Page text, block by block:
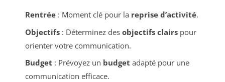
Rentrée: Moment clé pour la reprise d’activité.
Objectifs: Déterminez des objectifs clairspour
orienter votre communication.
Budget : Prévoyez un budget adapté pour une
communication efficace.